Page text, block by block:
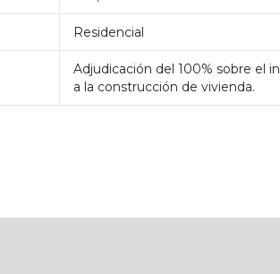
Residencial
Adjudicación del 100% sobre el
a la construcción de vivienda.